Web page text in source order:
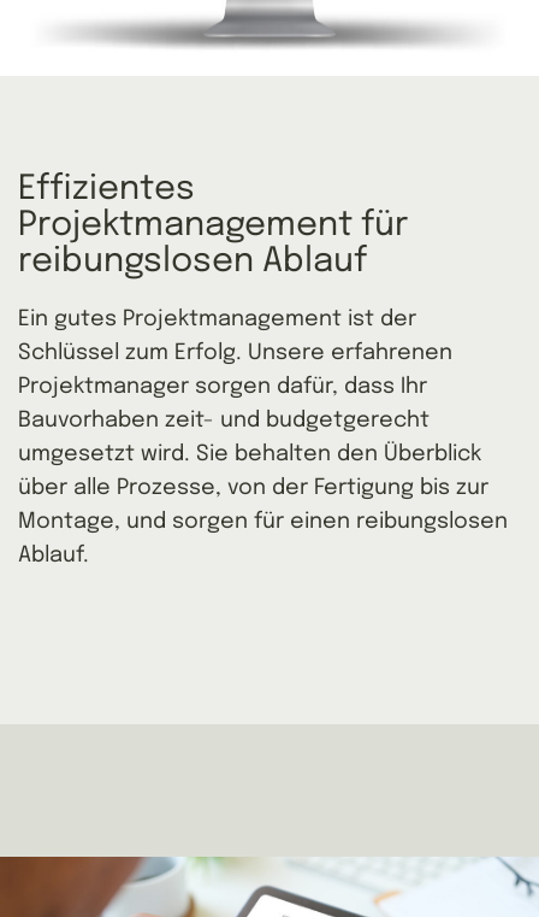
Effizientes
Projektmanagement für
reibungslosen Ablauf
Ein gutes Projektmanagement ist der
Schlüssel zum Erfolg. Unsere erfahrenen
Projektmanager sorgen dafür, dass Ihr
Bauvorhaben zeit- und budgetgerecht
umgesetzt wird. Sie behalten den Überblick
über alle Prozesse, von der Fertigung bis zur
Montage, und sorgen für einen reibungslosen
Ablauf.